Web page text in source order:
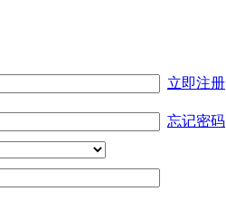
立即注册
忘记密码